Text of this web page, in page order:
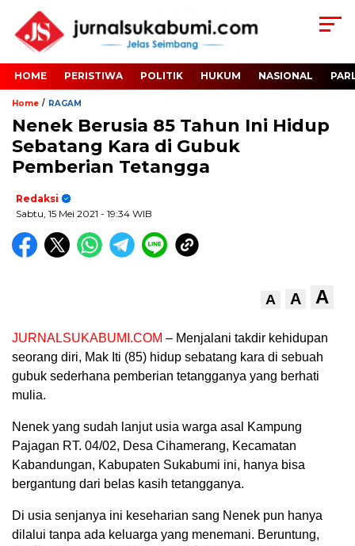
HOME PERISTIWA POLITIK HUKUM NASIONAL
Home / RAGAM
Nenek Berusia 85 Tahun Ini Hidup
Sebatang Kara di Gubuk
Pemberian Tetangga
Redaksi
Sabtu, 15 Mei 2021 - 19:34 WIB
A A A
JURNALSUKABUMI.COM – Menjalani takdir kehidupan
seorang diri, Mak Iti (85) hidup sebatang kara di sebuah
gubuk sederhana pemberian tetangganya yang berhati
mulia.
Nenek yang sudah lanjut usia warga asal Kampung
Pajagan RT. 04/02, Desa Cihamerang, Kecamatan
Kabandungan, Kabupaten Sukabumi ini, hanya bisa
bergantung dari belas kasih tetangganya.
Di usia senjanya ini keseharian sang Nenek pun hanya
dilalui tanpa ada keluarga yang menemani. Beruntung,